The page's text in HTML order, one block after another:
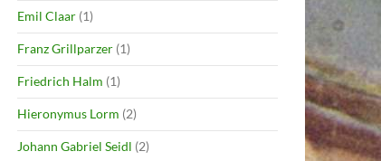
Emil Claar (1)
Franz Grillparzer (1)
Friedrich Halm (1)
Hieronymus Lorm (2)
Johann Gabriel Seidl (2)